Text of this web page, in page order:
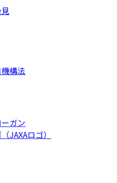
構法
ガン
JAXAロゴ）